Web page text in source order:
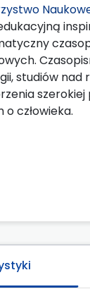
studiów nad
człowieka.